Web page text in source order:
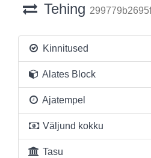
Tehing
Kinnitused
Alates Block
Ajatempel
Väljund kokku
Tasu